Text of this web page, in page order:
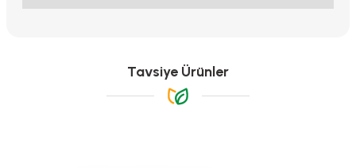
Görüş ve önerileriniz için teşekkür ederiz.
Ürün resmi kalitesiz, bozuk veya görüntülenemiyor.
Tavsiye Ürünler